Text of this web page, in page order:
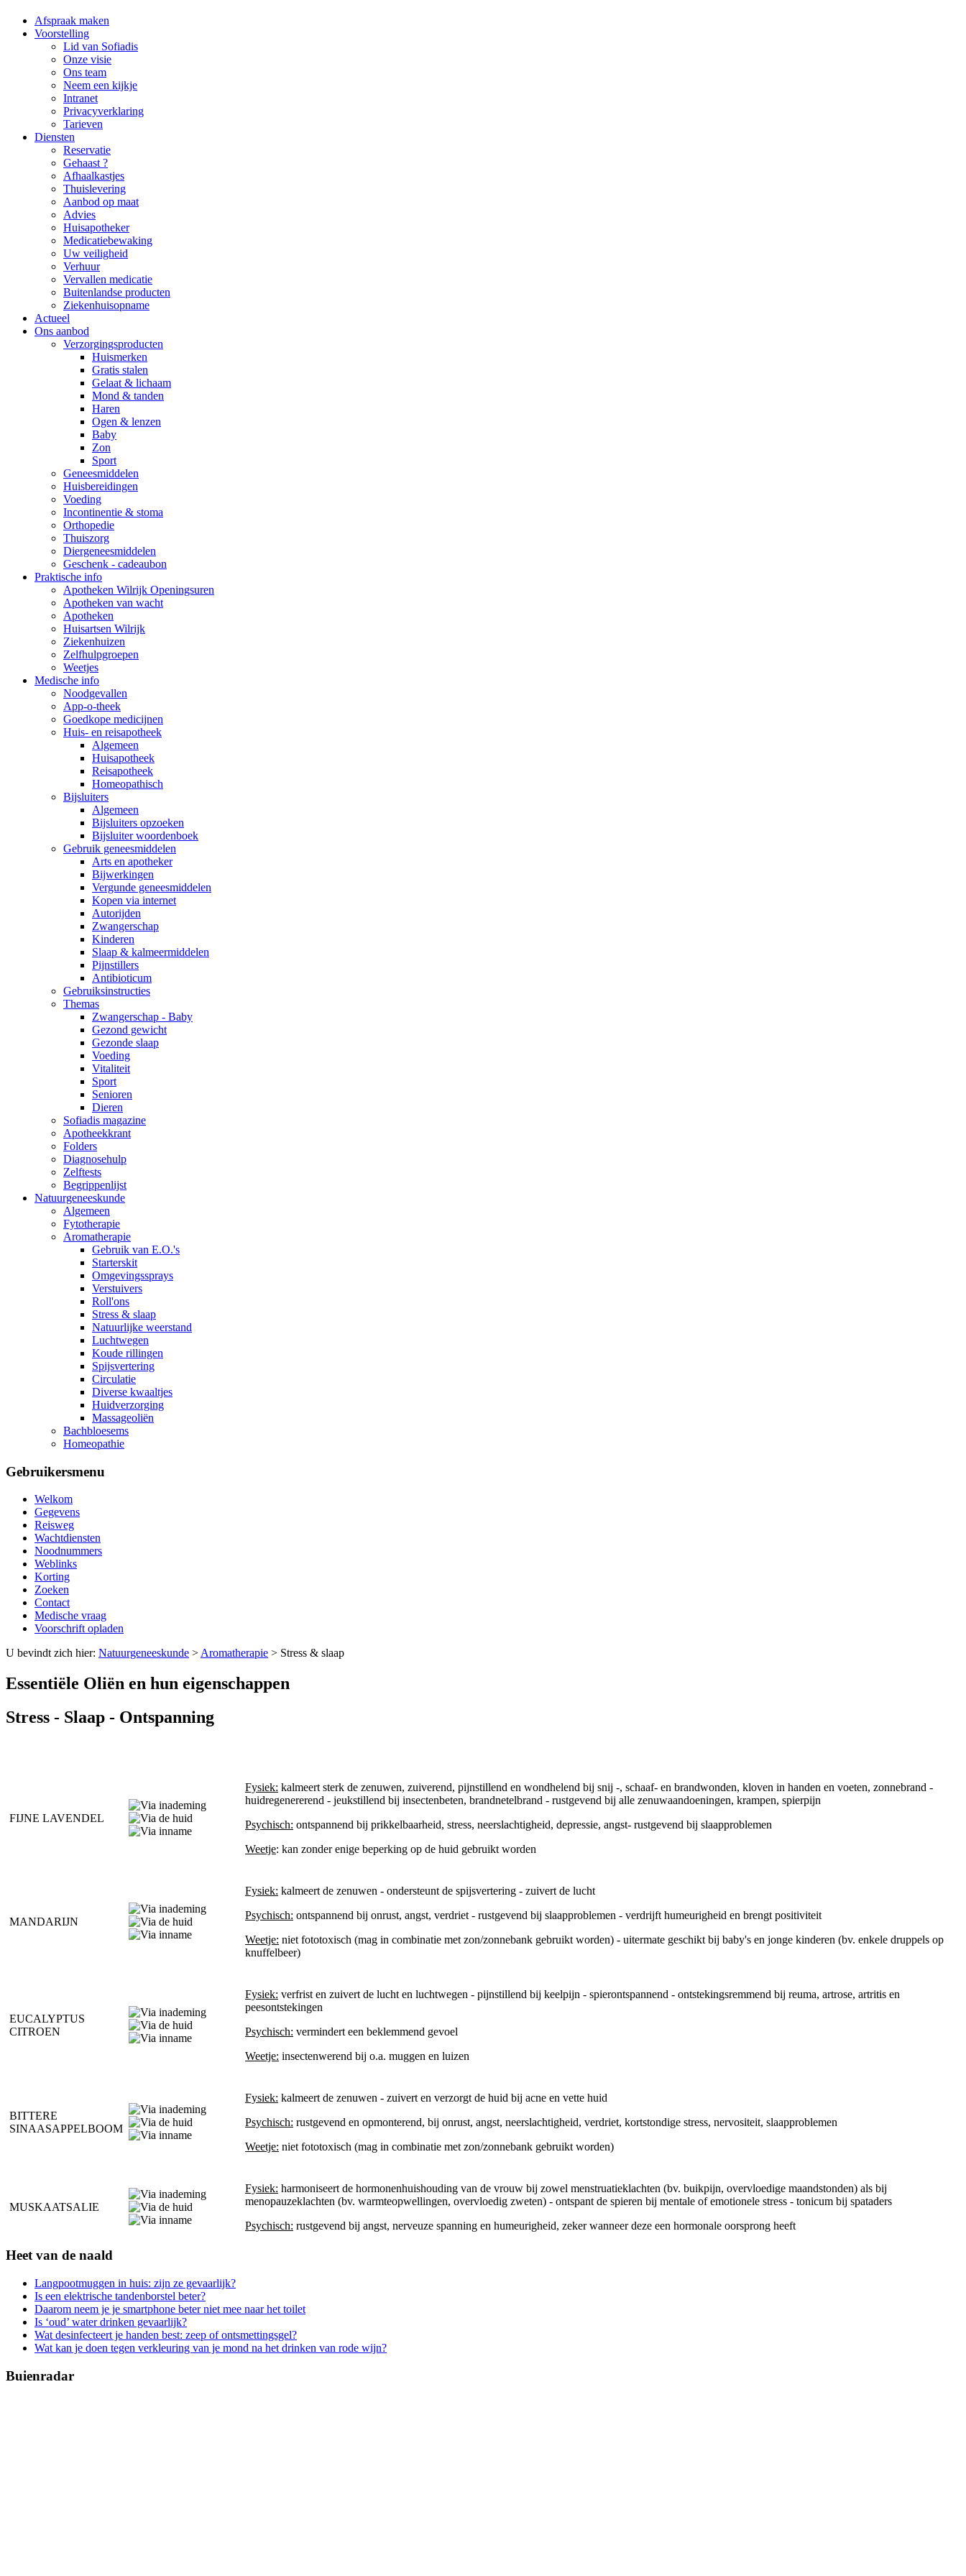
Afspraak maken
Voorstelling
Lid van Sofiadis
Onze visie
Ons team
Neem een kijkje
Intranet
Privacyverklaring
Tarieven
Diensten
Reservatie
Gehaast ?
Afhaalkastjes
Thuislevering
Aanbod op maat
Advies
Huisapotheker
Medicatiebewaking
Uw veiligheid
Verhuur
Vervallen medicatie
Buitenlandse producten
Ziekenhuisopname
Actueel
Ons aanbod
Verzorgingsproducten
Huismerken
Gratis stalen
Gelaat & lichaam
Mond & tanden
Haren
Ogen & lenzen
Baby
Zon
Sport
Geneesmiddelen
Huisbereidingen
Voeding
Incontinentie & stoma
Orthopedie
Thuiszorg
Diergeneesmiddelen
Geschenk - cadeaubon
Praktische info
Apotheken Wilrijk Openingsuren
Apotheken van wacht
Apotheken
Huisartsen Wilrijk
Ziekenhuizen
Zelfhulpgroepen
Weetjes
Medische info
Noodgevallen
App-o-theek
Goedkope medicijnen
Huis- en reisapotheek
Algemeen
Huisapotheek
Reisapotheek
Homeopathisch
Bijsluiters
Algemeen
Bijsluiters opzoeken
Bijsluiter woordenboek
Gebruik geneesmiddelen
Arts en apotheker
Bijwerkingen
Vergunde geneesmiddelen
Kopen via internet
Autorijden
Zwangerschap
Kinderen
Slaap & kalmeermiddelen
Pijnstillers
Antibioticum
Gebruiksinstructies
Themas
Zwangerschap - Baby
Gezond gewicht
Gezonde slaap
Voeding
Vitaliteit
Sport
Senioren
Dieren
Sofiadis magazine
Apotheekkrant
Folders
Diagnosehulp
Zelftests
Begrippenlijst
Natuurgeneeskunde
Algemeen
Fytotherapie
Aromatherapie
Gebruik van E.O.'s
Starterskit
Omgevingssprays
Verstuivers
Roll'ons
Stress & slaap
Natuurlijke weerstand
Luchtwegen
Koude rillingen
Spijsvertering
Circulatie
Diverse kwaaltjes
Huidverzorging
Massageoliën
Bachbloesems
Homeopathie
Gebruikersmenu
Welkom
Gegevens
Reisweg
Wachtdiensten
Noodnummers
Weblinks
Korting
Zoeken
Contact
Medische vraag
Voorschrift opladen
U bevindt zich hier: Natuurgeneeskunde > Aromatherapie > Stress & slaap
Essentiële Oliën en hun eigenschappen
Stress - Slaap - Ontspanning
FIJNE LAVENDEL
Fysiek: kalmeert sterk de zenuwen, zuiverend, pijnstillend en wondhelend bij snij -, schaaf- en brandwonden, kloven in handen en voeten, zonnebrand -
huidregenererend - jeukstillend bij insectenbeten, brandnetelbrand - rustgevend bij alle zenuwaandoeningen, krampen, spierpijn
Psychisch: ontspannend bij prikkelbaarheid, stress, neerslachtigheid, depressie, angst- rustgevend bij slaapproblemen
Weetje: kan zonder enige beperking op de huid gebruikt worden
MANDARIJN
Fysiek: kalmeert de zenuwen - ondersteunt de spijsvertering - zuivert de lucht
Psychisch: ontspannend bij onrust, angst, verdriet - rustgevend bij slaapproblemen - verdrijft humeurigheid en brengt positiviteit
Weetje: niet fototoxisch (mag in combinatie met zon/zonnebank gebruikt worden) - uitermate geschikt bij baby's en jonge kinderen (bv. enkele druppels op
knuffelbeer)
EUCALYPTUS
CITROEN
Fysiek: verfrist en zuivert de lucht en luchtwegen - pijnstillend bij keelpijn - spierontspannend - ontstekingsremmend bij reuma, artrose, artritis en
peesontstekingen
Psychisch: vermindert een beklemmend gevoel
Weetje: insectenwerend bij o.a. muggen en luizen
BITTERE
SINAASAPPELBOOM
Fysiek: kalmeert de zenuwen - zuivert en verzorgt de huid bij acne en vette huid
Psychisch: rustgevend en opmonterend, bij onrust, angst, neerslachtigheid, verdriet, kortstondige stress, nervositeit, slaapproblemen
Weetje: niet fototoxisch (mag in combinatie met zon/zonnebank gebruikt worden)
MUSKAATSALIE
Fysiek: harmoniseert de hormonenhuishouding van de vrouw bij zowel menstruatieklachten (bv. buikpijn, overvloedige maandstonden) als bij
menopauzeklachten (bv. warmteopwellingen, overvloedig zweten) - ontspant de spieren bij mentale of emotionele stress - tonicum bij spataders
Psychisch: rustgevend bij angst, nerveuze spanning en humeurigheid, zeker wanneer deze een hormonale oorsprong heeft
Heet van de naald
Langpootmuggen in huis: zijn ze gevaarlijk?
Is een elektrische tandenborstel beter?
Daarom neem je je smartphone beter niet mee naar het toilet
Is ‘oud’ water drinken gevaarlijk?
Wat desinfecteert je handen best: zeep of ontsmettingsgel?
Wat kan je doen tegen verkleuring van je mond na het drinken van rode wijn?
Buienradar